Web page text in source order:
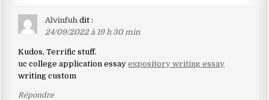
Alvinfuh dit :
24/09/2022 à 19 h 30 min
Kudos, Terrific stuff.
uc college application essayexpository writing essay
writing custom
Répondre